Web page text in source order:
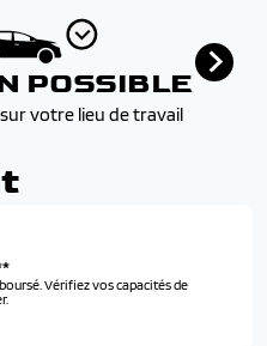
1/3-2/3 avec accoudoir
r-call
zone
fonction antibrouillard
POSSIBLE
votre lieu de travail
Vérifiez vos capacités de